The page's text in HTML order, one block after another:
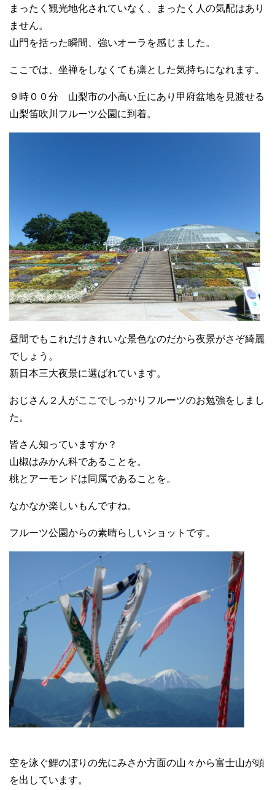
まったく観光地化されていなく、まったく人の気配はあり
ません。
山門を括った瞬間、強いオーラを感じました。
ここでは、坐禅をしなくても凛とした気持ちになれます。
９時００分 山梨市の小高い丘にあり甲府盆地を見渡せる
山梨笛吹川フルーツ公園に到着。
昼間でもこれだけきれいな景色なのだから夜景がさぞ綺麗
でしょう。
新日本三大夜景に選ばれています。
おじさん２人がここでしっかりフルーツのお勉強をしまし
た。
皆さん知っていますか？
山椒はみかん科であることを。
桃とアーモンドは同属であることを。
なかなか楽しいもんですね。
フルーツ公園からの素晴らしいショットです。
空を泳ぐ鯉のぼりの先にみさか方面の山々から富士山が頭
を出しています。